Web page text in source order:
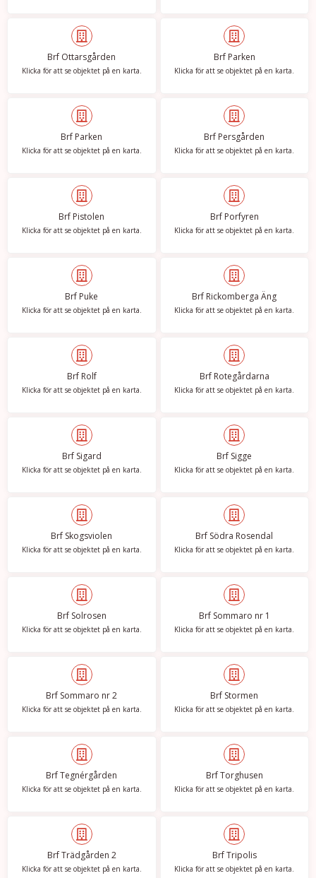
Brf Ottarsgården
Klicka för att se objektet på en karta.
Brf Parken
Klicka för att se objektet på en karta.
Brf Parken
Klicka för att se objektet på en karta.
Brf Persgården
Klicka för att se objektet på en karta.
Brf Pistolen
Klicka för att se objektet på en karta.
Brf Porfyren
Klicka för att se objektet på en karta.
Brf Puke
Klicka för att se objektet på en karta.
Brf Rickomberga Äng
Klicka för att se objektet på en karta.
Brf Rolf
Klicka för att se objektet på en karta.
Brf Rotegårdarna
Klicka för att se objektet på en karta.
Brf Sigard
Klicka för att se objektet på en karta.
Brf Sigge
Klicka för att se objektet på en karta.
Brf Skogsviolen
Klicka för att se objektet på en karta.
Brf Södra Rosendal
Klicka för att se objektet på en karta.
Brf Solrosen
Klicka för att se objektet på en karta.
Brf Sommaro nr 1
Klicka för att se objektet på en karta.
Brf Sommaro nr 2
Klicka för att se objektet på en karta.
Brf Stormen
Klicka för att se objektet på en karta.
Brf Tegnérgården
Klicka för att se objektet på en karta.
Brf Torghusen
Klicka för att se objektet på en karta.
Brf Trädgården 2
Klicka för att se objektet på en karta.
Brf Tripolis
Klicka för att se objektet på en karta.